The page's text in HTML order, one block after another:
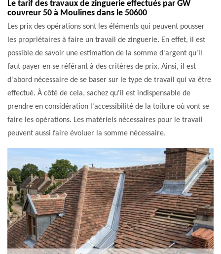
Le tarif des travaux de zinguerie effectués par GW
couvreur 50 à Moulines dans le 50600
Les prix des opérations sont les éléments qui peuvent pousser
les propriétaires à faire un travail de zinguerie. En effet, il est
possible de savoir une estimation de la somme d'argent qu'il
faut payer en se référant à des critères de prix. Ainsi, il est
d'abord nécessaire de se baser sur le type de travail qui va être
effectué. À côté de cela, sachez qu'il est indispensable de
prendre en considération l'accessibilité de la toiture où vont se
faire les opérations. Les matériels nécessaires pour le travail
peuvent aussi faire évoluer la somme nécessaire.